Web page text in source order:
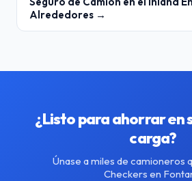
Alrededores →
¿Listo para ahorrar en
carga?
Únase a miles de camioneros
Checkers en